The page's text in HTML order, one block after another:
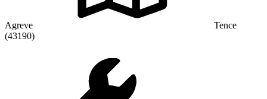
Agreve
Tence
(43190)